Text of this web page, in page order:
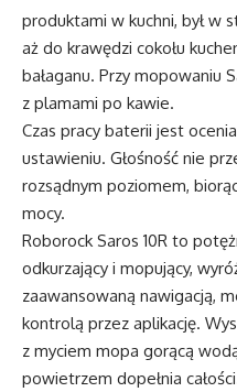
produktami w kuchni, był w
aż do krawędzi cokołu
bałaganu. Przy mopowaniu
z plamami po kawie.
Czas pracy baterii jest
ustawieniu. Głośność nie
rozsądnym poziomem,
mocy.
Roborock Saros 10R to
odkurzający i mopujący,
zaawansowaną nawigacją,
kontrolą przez aplikację.
z myciem mopa gorącą
powietrzem dopełnia